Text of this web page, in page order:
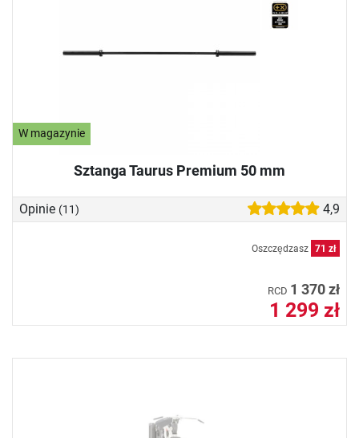
W magazynie
Sztanga Taurus Premium 50 mm
Opinie (11) 4,9
Oszczędzasz 71 zł
RCD 1 370 zł
1 299 zł